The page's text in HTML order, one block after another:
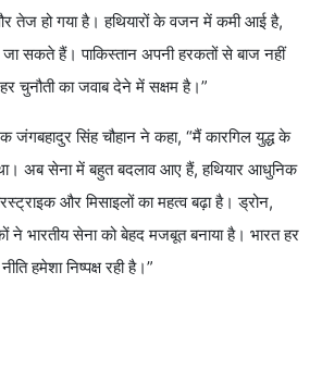
तेज हो गया है। हथियारों के वजन में कमी आई है,
सकते हैं। पाकिस्तान अपनी हरकतों से बाज नहीं
चुनौती का जवाब देने में सक्षम है।”
जंगबहादुर सिंह चौहान ने कहा, “मैं कारगिल युद्ध के
अब सेना में बहुत बदलाव आए हैं, हथियार आधुनिक
और मिसाइलों का महत्व बढ़ा है। ड्रोन,
भारतीय सेना को बेहद मजबूत बनाया है। भारत हर
हमेशा निष्पक्ष रही है।”